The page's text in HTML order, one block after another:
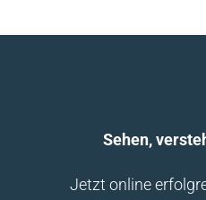
Sehen,
Jetzt online